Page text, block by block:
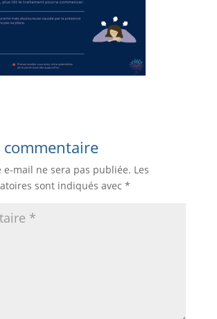
commentaire
e-mail ne sera pas publiée. Les
sont indiqués avec *